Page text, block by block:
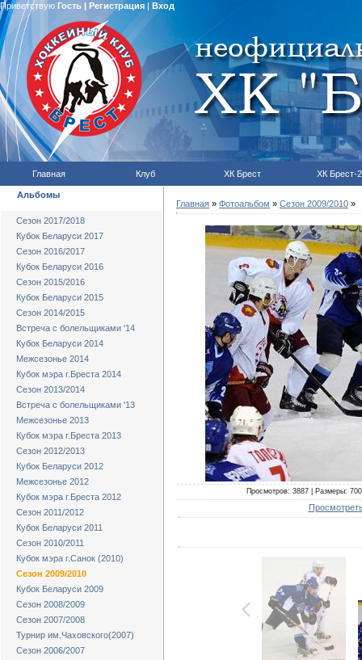
Приветствую Гость | Регистрация| Вход
Главная Клуб ХК Брест ХК Брест-2
Альбомы
Сезон 2017/2018
Кубок Беларуси 2017
Сезон 2016/2017
Кубок Беларуси 2016
Сезон 2015/2016
Кубок Беларуси 2015
Сезон 2014/2015
Встреча с болельщиками '14
Кубок Беларуси 2014
Межсезонье 2014
Кубок мэра г.Бреста 2014
Сезон 2013/2014
Встреча с болельщиками '13
Межсезонье 2013
Кубок мэра г.Бреста 2013
Сезон 2012/2013
Кубок Беларуси 2012
Межсезонье 2012
Кубок мэра г.Бреста 2012
Сезон 2011/2012
Кубок Беларуси 2011
Сезон 2010/2011
Кубок мэра г.Санок (2010)
Сезон 2009/2010
Кубок Беларуси 2009
Сезон 2008/2009
Сезон 2007/2008
Турнир им.Чаховского(2007)
Сезон 2006/2007
Главная » Фотоальбом » Сезон 2009/2010 »
Просмотров: 3887 | Размеры: